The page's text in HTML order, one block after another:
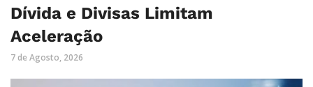
Dívida e Divisas Limitam
Aceleração
7 de Agosto, 2026